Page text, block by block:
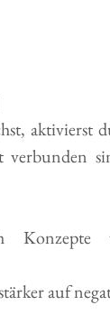
aktivierst
Konzepte
auf